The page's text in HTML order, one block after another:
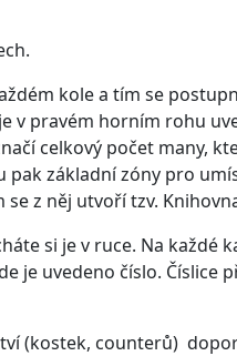
kole a tím se
v pravém horním rohu
celkový počet many,
základní zóny pro
z něj utvoří tzv.
si je v ruce. Na
je uvedeno číslo.
(kostek, counterů)